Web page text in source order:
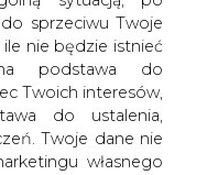
sprzeciwu Twoje
nie będzie istnieć
podstawa do
Twoich interesów,
do ustalenia,
Twoje dane nie
własnego
90 proc.
branży